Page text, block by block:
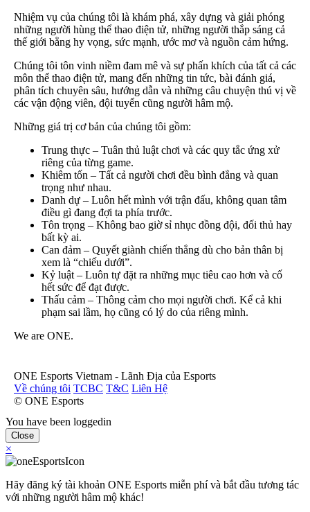
Nhiệm vụ của chúng tôi là khám phá, xây dựng và giải phóng
những người hùng thể thao điện tử, những người thắp sáng cả
thế giới bằng hy vọng, sức mạnh, ước mơ và nguồn cảm hứng.
Chúng tôi tôn vinh niềm đam mê và sự phấn khích của tất cả các
môn thể thao điện tử, mang đến những tin tức, bài đánh giá,
phân tích chuyên sâu, hướng dẫn và những câu chuyện thú vị về
các vận động viên, đội tuyển cũng người hâm mộ.
Những giá trị cơ bản của chúng tôi gồm:
Trung thực – Tuân thủ luật chơi và các quy tắc ứng xử
riêng của từng game.
Khiêm tốn – Tất cả người chơi đều bình đẳng và quan
trọng như nhau.
Danh dự – Luôn hết mình với trận đấu, không quan tâm
điều gì đang đợi ta phía trước.
Tôn trọng – Không bao giờ sỉ nhục đồng đội, đối thủ hay
bất kỳ ai.
Can đảm – Quyết giành chiến thắng dù cho bản thân bị
xem là “chiếu dưới”.
Kỷ luật – Luôn tự đặt ra những mục tiêu cao hơn và cố
hết sức để đạt được.
Thấu cảm – Thông cảm cho mọi người chơi. Kể cả khi
phạm sai lầm, họ cũng có lý do của riêng mình.
We are ONE.
ONE Esports Vietnam - Lãnh Địa của Esports
Về chúng tôi TCBC T&C Liên Hệ
© ONE Esports
You have been loggedin
Close
×
Hãy đăng ký tài khoản ONE Esports miễn phí và bắt đầu tương tác
với những người hâm mộ khác!